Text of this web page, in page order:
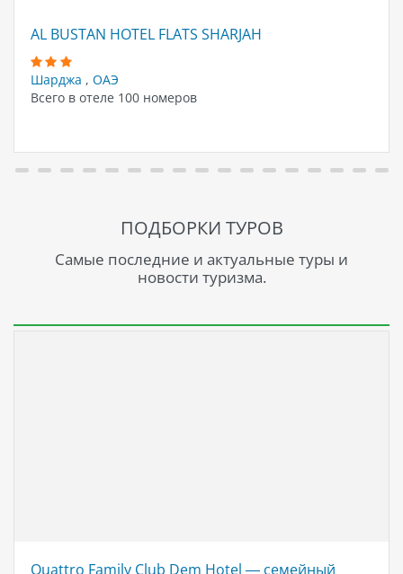
AL BUSTAN HOTEL FLATS SHARJAH
Шарджа , ОАЭ
Всего в отеле 100 номеров
ПОДБОРКИ ТУРОВ
Самые последние и актуальные туры и
новости туризма.
Quattro Family Club Dem Hotel — семейный